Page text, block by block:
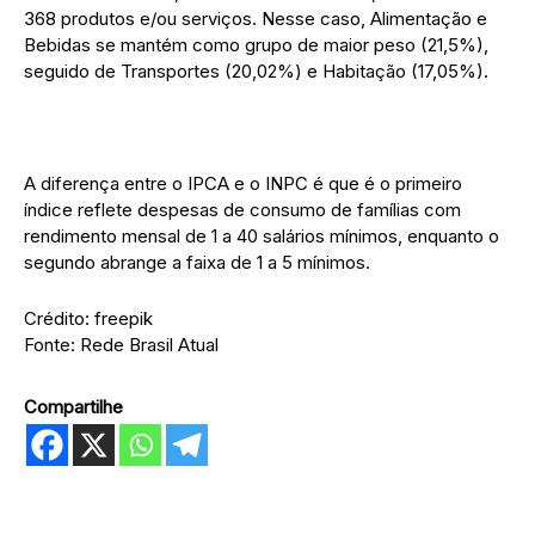
368 produtos e/ou serviços. Nesse caso, Alimentação e
Bebidas se mantém como grupo de maior peso (21,5%),
seguido de Transportes (20,02%) e Habitação (17,05%).
A diferença entre o IPCA e o INPC é que é o primeiro
índice reflete despesas de consumo de famílias com
rendimento mensal de 1 a 40 salários mínimos, enquanto o
segundo abrange a faixa de 1 a 5 mínimos.
Crédito: freepik
Fonte: Rede Brasil Atual
Compartilhe